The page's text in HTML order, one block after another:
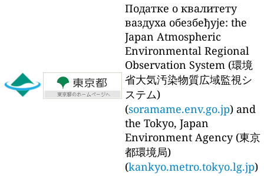
Податке о квалитету
ваздуха обезбеђује: the
Japan Atmospheric
Environmental Regional
Observation System (環境
省大気汚染物質広域監視シ
ステム)
(soramame.env.go.jp) and
the Tokyo, Japan
Environment Agency (東京
都環境局)
(kankyo.metro.tokyo.lg.jp)